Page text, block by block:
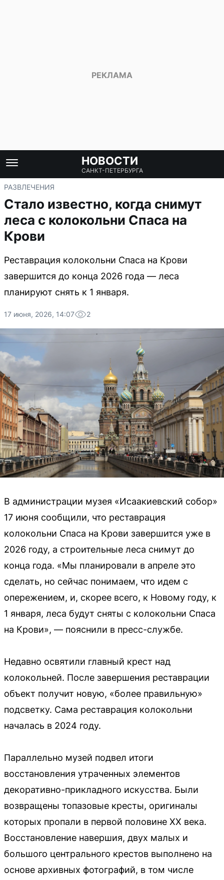
НОВОСТИ
САНКТ-ПЕТЕРБУРГА
РАЗВЛЕЧЕНИЯ
Стало известно, когда снимут
леса с колокольни Спаса на
Крови
Реставрация колокольни Спаса на Крови
завершится до конца 2026 года — леса
планируют снять к 1 января.
17 июня, 2026, 14:07 2
В администрации музея «Исаакиевский собор»
17 июня сообщили, что реставрация
колокольни Спаса на Крови завершится уже в
2026 году, а строительные леса снимут до
конца года. «Мы планировали в апреле это
сделать, но сейчас понимаем, что идем с
опережением, и, скорее всего, к Новому году, к
1 января, леса будут сняты с колокольни Спаса
на Крови», — пояснили в пресс-службе.
Недавно освятили главный крест над
колокольней. После завершения реставрации
объект получит новую, «более правильную»
подсветку. Сама реставрация колокольни
началась в 2024 году.
Параллельно музей подвел итоги
восстановления утраченных элементов
декоративно-прикладного искусства. Были
возвращены топазовые кресты, оригиналы
которых пропали в первой половине XX века.
Восстановление навершия, двух малых и
большого центрального крестов выполнено на
основе архивных фотографий, в том числе